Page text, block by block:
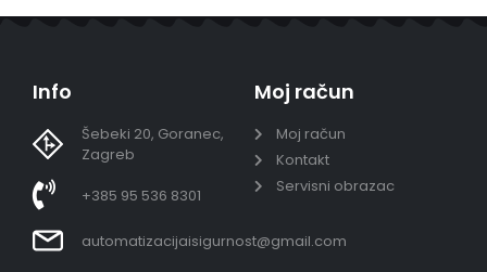
Info
Šebeki 20, Goranec,
Zagreb
+385 95 536 8301
automatizacijaisigurnost@gmail.com
Moj račun
Moj račun
Kontakt
Servisni obrazac